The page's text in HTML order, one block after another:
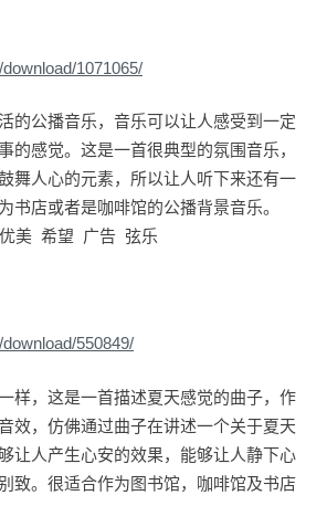
1071065/
的公播音乐，音乐可以让人感受到一定
的感觉。这是一首很典型的氛围音乐，
舞人心的元素，所以让人听下来还有一
书店或者是咖啡馆的公播背景音乐。
美 希望 广告 弦乐
550849/
样，这是一首描述夏天感觉的曲子，作
效，仿佛通过曲子在讲述一个关于夏天
让人产生心安的效果，能够让人静下心
致。很适合作为图书馆，咖啡馆及书店